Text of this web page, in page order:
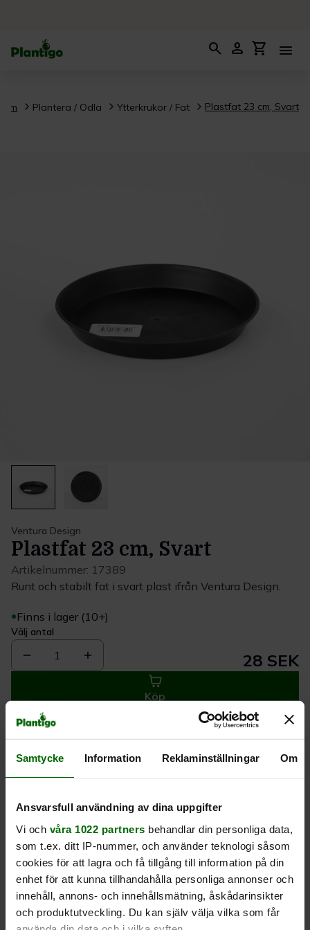
Samtycke Information Reklaminställningar Om
Ansvarsfull användning av dina uppgifter
Vi och våra 1022 partners behandlar din personliga data,
som t.ex. ditt IP-nummer, och använder teknologi såsom
cookies för att lagra och få tillgång till information på din
enhet för att kunna tillhandahålla personliga annonser och
innehåll, annons- och innehållsmätning, åskådarinsikter
och produktutveckling. Du kan själv välja vilka som får
search person shopping_cart menu
Plantera / Odla Ytterkrukor / Fat Plastfat 23 cm, Svart
Ventura Design
Plastfat 23 cm, Svart
Artikelnummer: 17389
Runt och stabilt fat i svart plast ifrån Ventura Design.
Finns i lager (10+)
Välj antal
1 28 SEK
Köp
Leverans 1-
Kvalitet till
Eget lager allt i
Beskrivning
Produktrecensioner